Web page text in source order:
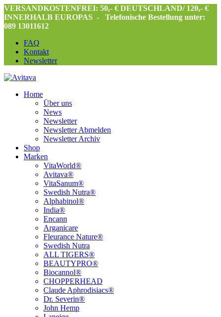
VERSANDKOSTENFREI: 50,- € DEUTSCHLAND/ 120,- €
INNERHALB EUROPAS -
Telefonische Bestellung unter:
089 13011612
FAQ
Kontakt
Newsletter
Home
Über uns
News
Newsletter
Newsletter Abmelden
Newsletter Archiv
Shop
Marken
VitaWorld®
Avitava®
VitaSanum®
Swedish Nutra®
Alphabinol®
India®
Encann
Arganicare
Fleurance Nature®
Swedish Nutra
ALL TIGERS®
BEAUTYPRO®
Biocannol®
CHOPPERHEAD
Claude Aphrodisiacs®
Dr. Severin®
John Hemp